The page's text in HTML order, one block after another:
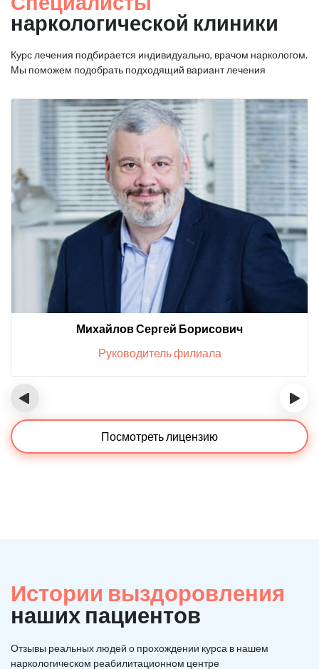
наркологической клиники
Курс лечения подбирается индивидуально, врачом наркологом.
Мы поможем подобрать подходящий вариант лечения
Михайлов Сергей Борисович
Руководитель филиала
‹ ›
Посмотреть лицензию
Истории выздоровления
наших пациентов
Отзывы реальных людей о прохождении курса в нашем
наркологическом реабилитационном центре